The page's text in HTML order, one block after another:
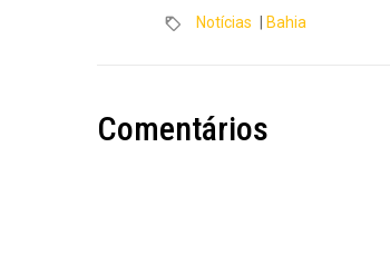
Notícias Bahia
Comentários